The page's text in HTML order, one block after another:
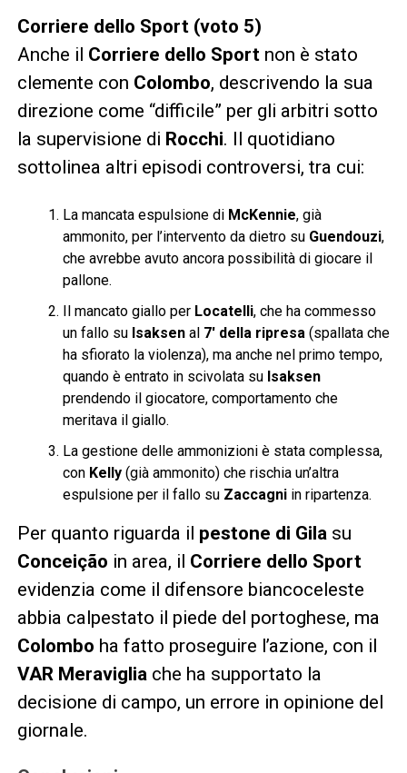
Corriere dello Sport (voto 5)
Anche il Corriere dello Sportnon è stato
clemente con Colombo, descrivendo la sua
direzione come “difficile” per gli arbitri sotto
la supervisione di Rocchi. Il quotidiano
sottolinea altri episodi controversi, tra cui:
La mancata espulsione di McKennie, già
ammonito, per l’intervento da dietro su Guendouzi,
che avrebbe avuto ancora possibilità di giocare il
pallone.
Il mancato giallo per Locatelli, che ha commesso
un fallo su Isaksenal 7′ della ripresa (spallata che
ha sfiorato la violenza), ma anche nel primo tempo,
quando è entrato in scivolata su Isaksen
prendendo il giocatore, comportamento che
meritava il giallo.
La gestione delle ammonizioni è stata complessa,
con Kelly(già ammonito) che rischia un’altra
espulsione per il fallo su Zaccagniin ripartenza.
Per quanto riguarda il pestone di Gila su
Conceição in area, il Corriere dello Sport
evidenzia come il difensore biancoceleste
abbia calpestato il piede del portoghese, ma
Colombo ha fatto proseguire l’azione, con il
VAR Meraviglia che ha supportato la
decisione di campo, un errore in opinione del
giornale.